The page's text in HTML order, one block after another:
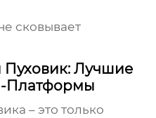
сковывает
Пуховик: Лучшие
Платформы
– это только